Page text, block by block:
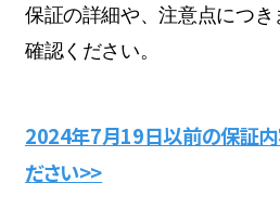
保証の詳細や、注意点につ
確認ください。
2024年7月19日以前の保証内
ださい>>